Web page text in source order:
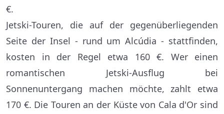
€.
Jetski-Touren, die auf der gegenüberliegenden
Seite der Insel - rund um Alcúdia - stattfinden,
kosten in der Regel etwa 160 €. Wer einen
romantischen Jetski-Ausflug bei
Sonnenuntergang machen möchte, zahlt etwa
170 €. Die Touren an der Küste von Cala d'Or sind